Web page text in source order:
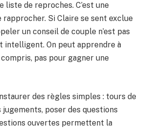
liste de reproches. C’est une
rapprocher. Si Claire se sent exclue
un conseil de couple n’est pas
intelligent. On peut apprendre à
pas pour gagner une
des règles simples : tours de
poser des questions
ouvertes permettent la